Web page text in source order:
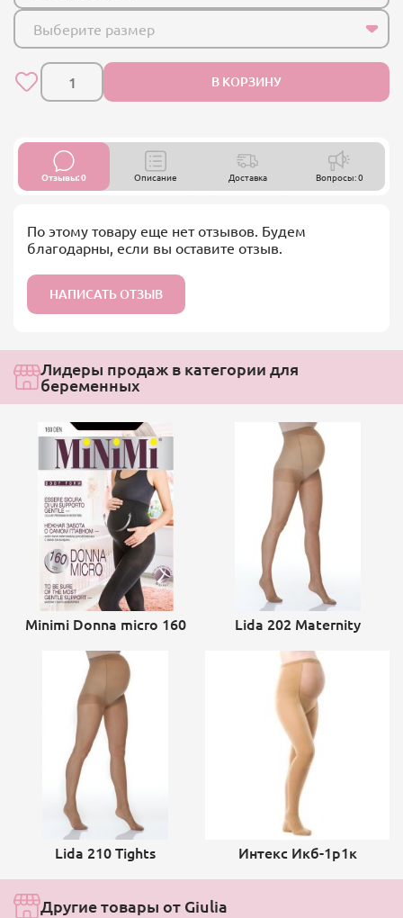
Выберите размер
В КОРЗИНУ
Отзывы: 0 Описание Доставка Вопросы: 0
По этому товару еще нет отзывов. Будем
благодарны, если вы оставите отзыв.
НАПИСАТЬ ОТЗЫВ
Лидеры продаж в категории для
беременных
Minimi Donna micro 160 Lida 202 Maternity
Lida 210 Tights Интекс Икб-1р1к
Другие товары от Giulia